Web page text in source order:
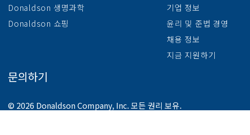
Donaldson 생명과학
Donaldson 쇼핑
기업 정보
윤리 및 준법 경영
채용 정보
지금 지원하기
문의하기
© 2026 Donaldson Company, Inc. 모든 권리 보유.